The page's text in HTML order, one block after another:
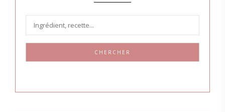
CHERCHER